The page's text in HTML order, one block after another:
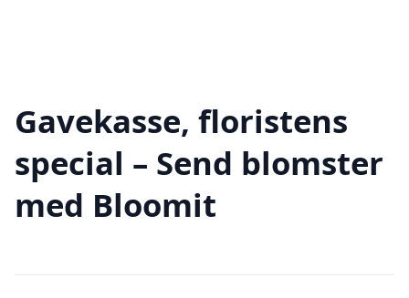
Gavekasse, floristens
special – Send blomster
med Bloomit